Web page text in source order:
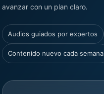
avanzar con un plan claro.
Audios guiados por expertos
Contenido nuevo cada semana